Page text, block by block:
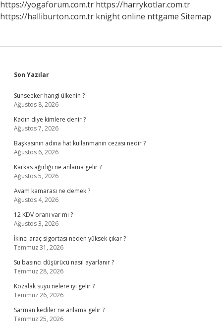
Yapar
https://yogaforum.com.tr https://harrykotlar.com.tr
https://halliburton.com.tr knight online nttgame Sitemap
Sidebar
Son Yazılar
Sunseeker hangi ülkenin ?
Ağustos 8, 2026
Kadın diye kimlere denir ?
Ağustos 7, 2026
Başkasının adına hat kullanmanın cezası nedir ?
Ağustos 6, 2026
Karkas ağırlığı ne anlama gelir ?
Ağustos 5, 2026
Avam kamarası ne demek ?
Ağustos 4, 2026
12 KDV oranı var mı ?
Ağustos 3, 2026
İkinci araç sigortası neden yüksek çıkar ?
Temmuz 31, 2026
Su basıncı düşürücü nasıl ayarlanır ?
Temmuz 28, 2026
Kozalak suyu nelere iyi gelir ?
Temmuz 26, 2026
Sarman kediler ne anlama gelir ?
Temmuz 25, 2026